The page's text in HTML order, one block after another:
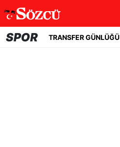
SPOR TRANSFER GÜNLÜĞÜ